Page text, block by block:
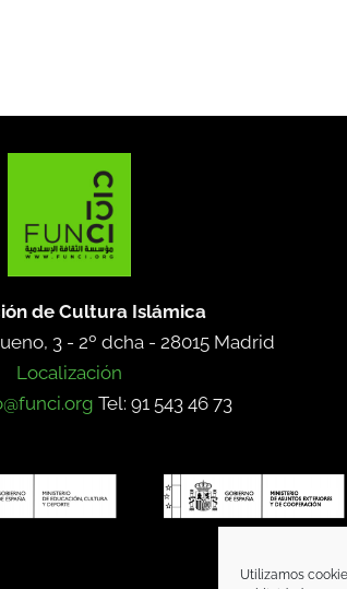
Utilizamos
de Cultura Islámica
3 - 2º dcha - 28015 Madrid
Localización
Tel: 91 543 46 73